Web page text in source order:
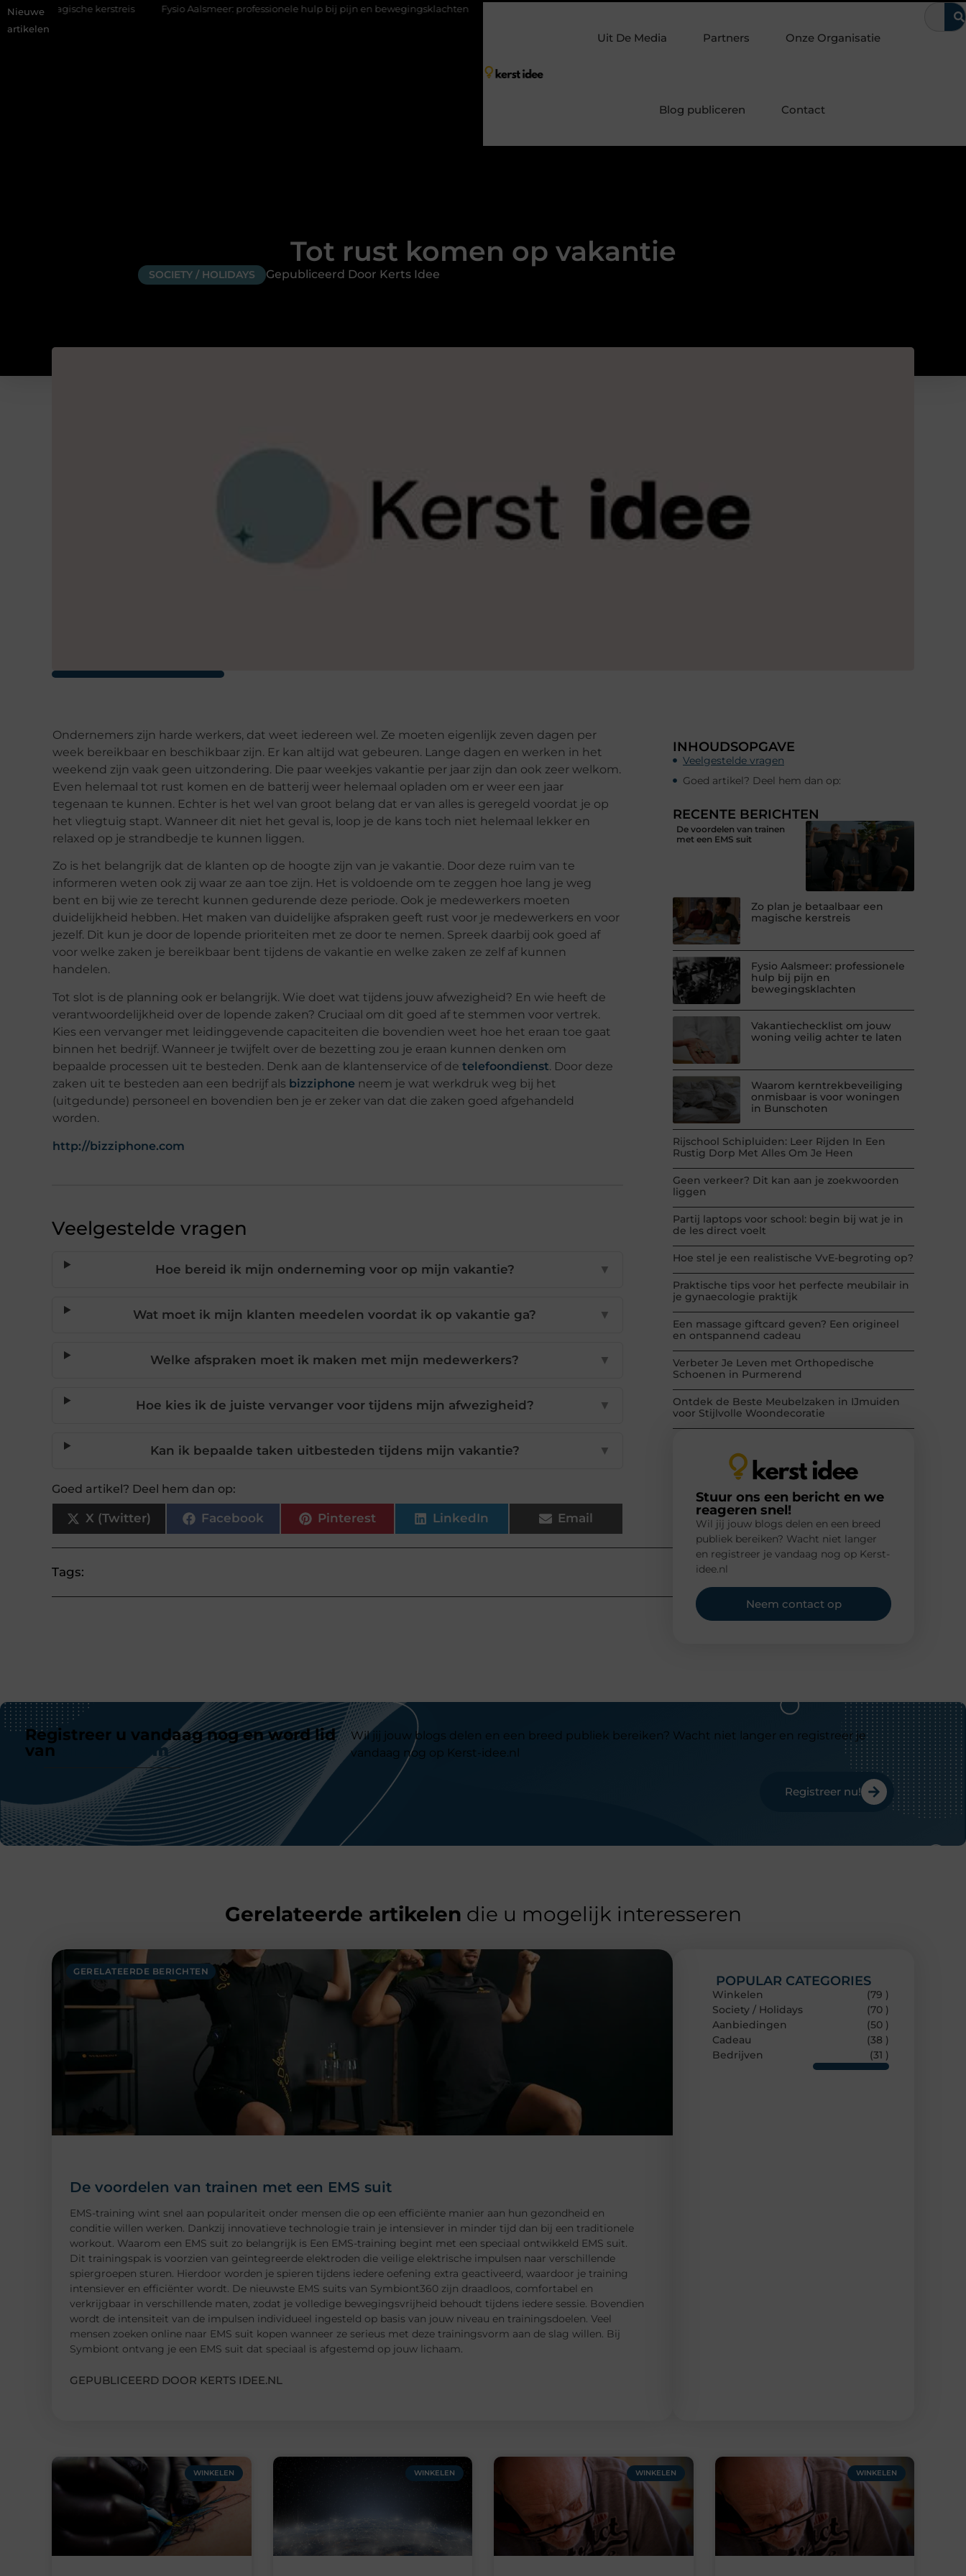
Nieuwe
artikelen
kerstreis Fysio Aalsmeer: professionele hulp bij pijn en bewegingsklachten Vakantiechecklist om jouw woning veilig achter te laten Waarom kerntrekbeveiliging onmisbaar is voor
Uit De Media Partners Onze Organisatie
Blog publiceren Contact
Tot rust komen op vakantie
SOCIETY / HOLIDAYS Gepubliceerd Door Kerts Idee
Ondernemers zijn harde werkers, dat weet iedereen wel. Ze moeten eigenlijk zeven dagen per
week bereikbaar en beschikbaar zijn. Er kan altijd wat gebeuren. Lange dagen en werken in het
weekend zijn vaak geen uitzondering. Die paar weekjes vakantie per jaar zijn dan ook zeer welkom.
Even helemaal tot rust komen en de batterij weer helemaal opladen om er weer een jaar
tegenaan te kunnen. Echter is het wel van groot belang dat er van alles is geregeld voordat je op
het vliegtuig stapt. Wanneer dit niet het geval is, loop je de kans toch niet helemaal lekker en
relaxed op je strandbedje te kunnen liggen.
Zo is het belangrijk dat de klanten op de hoogte zijn van je vakantie. Door deze ruim van te
informeren weten ook zij waar ze aan toe zijn. Het is voldoende om te zeggen hoe lang je weg
bent en bij wie ze terecht kunnen gedurende deze periode. Ook je medewerkers moeten
duidelijkheid hebben. Het maken van duidelijke afspraken geeft rust voor je medewerkers en voor
jezelf. Dit kun je door de lopende prioriteiten met ze door te nemen. Spreek daarbij ook goed af
voor welke zaken je bereikbaar bent tijdens de vakantie en welke zaken ze zelf af kunnen
handelen.
Tot slot is de planning ook er belangrijk. Wie doet wat tijdens jouw afwezigheid? En wie heeft de
verantwoordelijkheid over de lopende zaken? Cruciaal om dit goed af te stemmen voor vertrek.
Kies een vervanger met leidinggevende capaciteiten die bovendien weet hoe het eraan toe gaat
binnen het bedrijf. Wanneer je twijfelt over de bezetting zou je eraan kunnen denken om
bepaalde processen uit te besteden. Denk aan de klantenservice of de telefoondienst. Door deze
zaken uit te besteden aan een bedrijf als bizziphone neem je wat werkdruk weg bij het
(uitgedunde) personeel en bovendien ben je er zeker van dat die zaken goed afgehandeld
worden.
http://bizziphone.com
Veelgestelde vragen
Hoe bereid ik mijn onderneming voor op mijn vakantie? ▼
Wat moet ik mijn klanten meedelen voordat ik op vakantie ga? ▼
Welke afspraken moet ik maken met mijn medewerkers? ▼
Hoe kies ik de juiste vervanger voor tijdens mijn afwezigheid? ▼
Kan ik bepaalde taken uitbesteden tijdens mijn vakantie? ▼
Goed artikel? Deel hem dan op:
X (Twitter) Facebook Pinterest LinkedIn Email
Tags:
INHOUDSOPGAVE
Veelgestelde vragen
Goed artikel? Deel hem dan op:
RECENTE BERICHTEN
De voordelen van trainen
met een EMS suit
Zo plan je betaalbaar een
magische kerstreis
Fysio Aalsmeer: professionele
hulp bij pijn en
bewegingsklachten
Vakantiechecklist om jouw
woning veilig achter te laten
Waarom kerntrekbeveiliging
onmisbaar is voor woningen
in Bunschoten
Rijschool Schipluiden: Leer Rijden In Een
Rustig Dorp Met Alles Om Je Heen
Geen verkeer? Dit kan aan je zoekwoorden
liggen
Partij laptops voor school: begin bij wat je in
de les direct voelt
Hoe stel je een realistische VvE-begroting op?
Praktische tips voor het perfecte meubilair in
je gynaecologie praktijk
Een massage giftcard geven? Een origineel
en ontspannend cadeau
Verbeter Je Leven met Orthopedische
Schoenen in Purmerend
Ontdek de Beste Meubelzaken in IJmuiden
voor Stijlvolle Woondecoratie
Stuur ons een bericht en we
reageren snel!
Wil jij jouw blogs delen en een breed
publiek bereiken? Wacht niet langer
en registreer je vandaag nog op Kerst-
idee.nl
Neem contact op
Registreer u vandaag nog en word lid
van
ons platform
Wil jij jouw blogs delen en een breed publiek bereiken? Wacht niet langer en registreer je
vandaag nog op Kerst-idee.nl
Registreer nu!
Gerelateerde artikelen die u mogelijk interesseren
GERELATEERDE BERICHTEN
De voordelen van trainen met een EMS suit
EMS-training wint snel aan populariteit onder mensen die op een efficiënte manier aan hun gezondheid en
conditie willen werken. Dankzij innovatieve technologie train je intensiever in minder tijd dan bij een traditionele
workout. Waarom een EMS suit zo belangrijk is Een EMS-training begint met een speciaal ontwikkeld EMS suit.
Dit trainingspak is voorzien van geïntegreerde elektroden die veilige elektrische impulsen naar verschillende
spiergroepen sturen. Hierdoor worden je spieren tijdens iedere oefening extra geactiveerd, waardoor je training
intensiever en efficiënter wordt. De nieuwste EMS suits van Symbiont360 zijn draadloos, comfortabel en
verkrijgbaar in verschillende maten, zodat je volledige bewegingsvrijheid behoudt tijdens iedere sessie. Bovendien
wordt de intensiteit van de impulsen individueel ingesteld op basis van jouw niveau en trainingsdoelen. Veel
mensen zoeken online naar EMS suit kopen wanneer ze serieus met deze trainingsvorm aan de slag willen. Bij
Symbiont ontvang je een EMS suit dat speciaal is afgestemd op jouw lichaam.
GEPUBLICEERD DOOR KERTS IDEE.NL
POPULAR CATEGORIES
Winkelen
(79 )
Society / Holidays
(70 )
Aanbiedingen
(50 )
Cadeau
(38 )
Bedrijven
(31 )
WINKELEN WINKELEN WINKELEN WINKELEN